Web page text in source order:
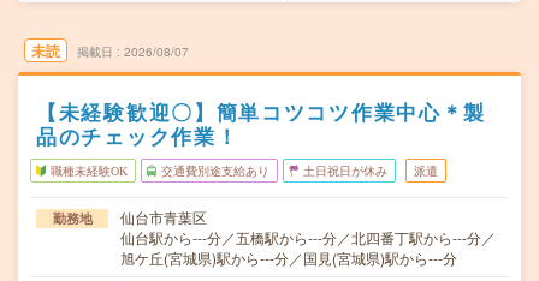
未読 掲載日 2026/08/07
【未経験歓迎〇】簡単コツコツ作業中心＊製
品のチェック作業！
職種未経験OK 交通費別途支給あり 土日祝日が休み 派遣
勤務地
仙台市青葉区
仙台駅から---分／五橋駅から---分／北四番丁駅から---分／
旭ケ丘(宮城県)駅から---分／国見(宮城県)駅から---分